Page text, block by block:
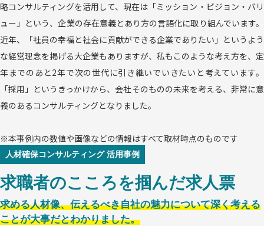
略コンサルティングを活用して、現在は「ミッション・ビジョン・バリ
ュー」という、企業の存在意義とあり方の言語化に取り組んでいます。
近年、「社員の幸福と社会に貢献ができる企業でありたい」というよう
な経営理念を掲げる大企業もありますが、私もこのような考え方を、定
年までのあと2年で次の世代に引き継いでいきたいと考えています。
「採用」というきっかけから、会社そのものの未来を考える、非常に意
義のあるコンサルティングとなりました。
※本事例内の数値や画像などの情報はすべて取材時点のものです
人材確保コンサルティング 活用事例
求職者のこころを掴んだ求人票
求める人材像、伝えるべき自社の魅力について深く考える
ことが大事だとわかりました。